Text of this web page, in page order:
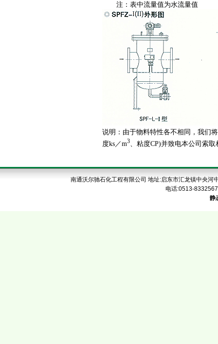
注：表中流量值为水流量值
说明：由于物料特性各不相同，我们
度ks／m3、粘度CP)并致电本公司索
南通沃尔驰石化工程有限公司 地址:启东市汇龙镇中央河
电话:0513-
静